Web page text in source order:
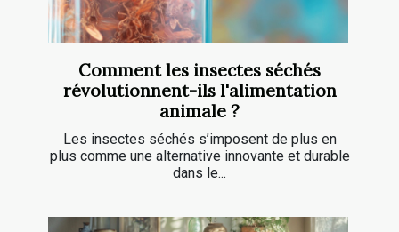
Comment les insectes séchés
révolutionnent-ils l'alimentation
animale ?
Les insectes séchés s’imposent de plus en
plus comme une alternative innovante et durable
dans le...